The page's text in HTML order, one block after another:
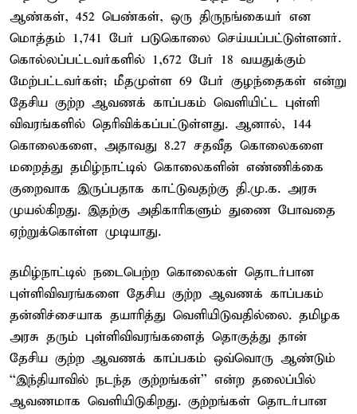
ஆண்கள், 452 பெண்கள், ஒரு திருநங்கையர் என
மொத்தம் 1,741 பேர் படுகொலை செய்யப்பட்டுள்ளனர்.
கொல்லப்பட்டவர்களில் 1,672 பேர் 18 வயதுக்கும்
மேற்பட்டவர்கள்; மீதமுள்ள 69 பேர் குழந்தைகள் என்று
தேசிய குற்ற ஆவணக் காப்பகம் வெளியிட்ட புள்ளி
விவரங்களில் தெரிவிக்கப்பட்டுள்ளது. ஆனால், 144
கொலைகளை, அதாவது 8.27 சதவீத கொலைகளை
மறைத்து தமிழ்நாட்டில் கொலைகளின் எண்ணிக்கை
குறைவாக இருப்பதாக காட்டுவதற்கு தி.மு.க. அரசு
முயல்கிறது. இதற்கு அதிகாரிகளும் துணை போவதை
ஏற்றுக்கொள்ள முடியாது.
தமிழ்நாட்டில் நடைபெற்ற கொலைகள் தொடர்பான
புள்ளிவிவரங்களை தேசிய குற்ற ஆவணக் காப்பகம்
தன்னிச்சையாக தயாரித்து வெளியிடுவதில்லை. தமிழக
அரசு தரும் புள்ளிவிவரங்களைத் தொகுத்து தான்
தேசிய குற்ற ஆவணக் காப்பகம் ஒவ்வொரு ஆண்டும்
‘‘இந்தியாவில் நடந்த குற்றங்கள்’’ என்ற தலைப்பில்
ஆவணமாக வெளியிடுகிறது. குற்றங்கள் தொடர்பான